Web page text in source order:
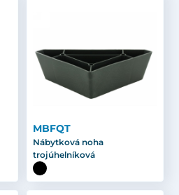
MBFQT
Nábytková noha
trojúhelníková